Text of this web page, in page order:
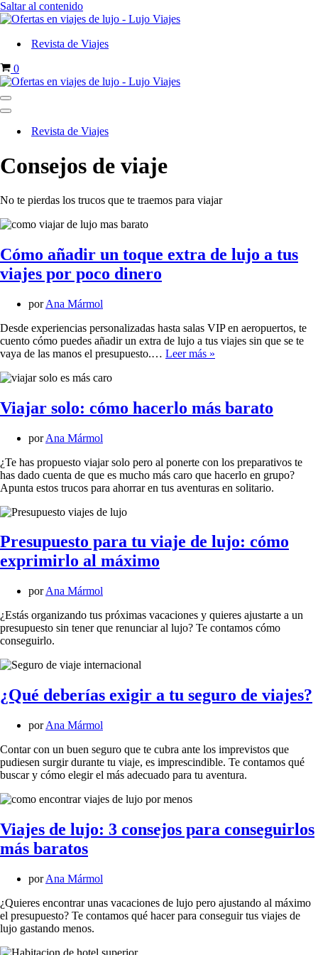
Saltar al contenido
Revista de Viajes
Carrito
0
Menú
de
navegación
Menú
Revista de Viajes
Consejos de viaje
No te pierdas los trucos que te traemos para viajar
Cómo añadir un toque extra de lujo a tus
viajes por poco dinero
porAna Mármol
Desde experiencias personalizadas hasta salas VIP en aeropuertos, te
cuento cómo puedes añadir un extra de lujo a tus viajes sin que se te
vaya de las manos el presupuesto.… Leer más »
extra
de
viajes
por
poco
Viajar solo: cómo hacerlo más barato
porAna Mármol
¿Te has propuesto viajar solo pero al ponerte con los preparativos te
has dado cuenta de que es mucho más caro que hacerlo en grupo?
Apunta estos trucos para ahorrar en tus aventuras en solitario.
Presupuesto para tu viaje de lujo: cómo
exprimirlo al máximo
porAna Mármol
¿Estás organizando tus próximas vacaciones y quieres ajustarte a un
presupuesto sin tener que renunciar al lujo? Te contamos cómo
conseguirlo.
¿Qué deberías exigir a tu seguro de viajes?
porAna Mármol
Contar con un buen seguro que te cubra ante los imprevistos que
pudiesen surgir durante tu viaje, es imprescindible. Te contamos qué
buscar y cómo elegir el más adecuado para tu aventura.
Viajes de lujo: 3 consejos para conseguirlos
más baratos
porAna Mármol
¿Quieres encontrar unas vacaciones de lujo pero ajustando al máximo
el presupuesto? Te contamos qué hacer para conseguir tus viajes de
lujo gastando menos.